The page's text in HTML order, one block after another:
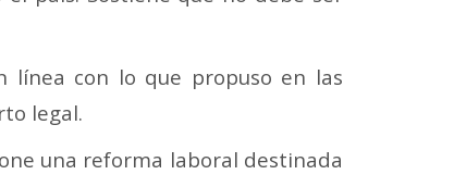
línea con lo que propuso en las
legal.
una reforma laboral destinada